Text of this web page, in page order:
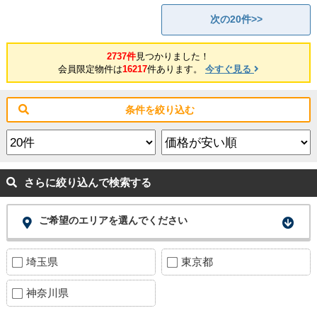
次の20件>>
2737件見つかりました！
会員限定物件は16217件あります。 今すぐ見る
条件を絞り込む
さらに絞り込んで検索する
ご希望のエリアを選んでください
埼玉県 東京都
神奈川県